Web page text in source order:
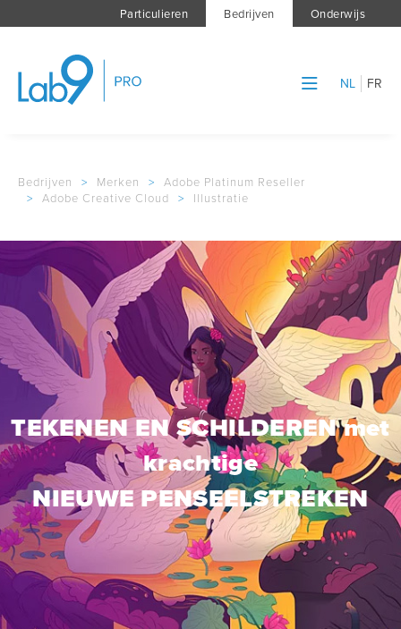
Particulieren Bedrijven Onderwijs
NL FR
Bedrijven > Merken > Adobe Platinum Reseller
> Adobe Creative Cloud > Illustratie
TEKENEN EN SCHILDEREN met
krachtige
NIEUWE PENSEELSTREKEN